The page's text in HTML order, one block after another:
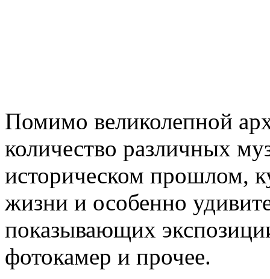
Помимо великолепной
количество различных
историческом прошлом,
жизни и особенно
показывающих
фотокамер и прочее.